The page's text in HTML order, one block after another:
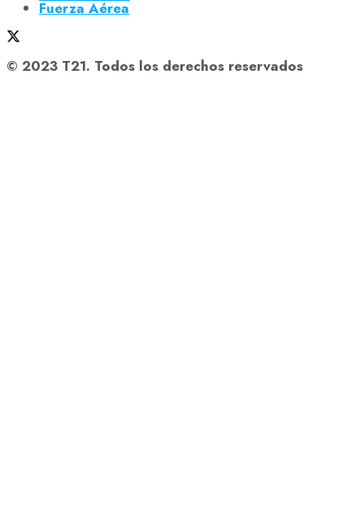
Fuerza Aérea
© 2023 T21. Todos los derechos reservados